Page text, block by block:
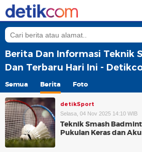
Berita Dan Informasi Teknik
Dan Terbaru Hari Ini -
Semua Berita Foto
detikSport
Selasa, 04 Nov 2025 14:10 WIB
Teknik Smash
Pukulan Keras dan